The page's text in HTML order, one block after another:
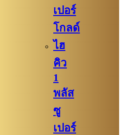
เปอร์
โกลด์
ไฮ
คิว
1
พลัส
ซู
เปอร์